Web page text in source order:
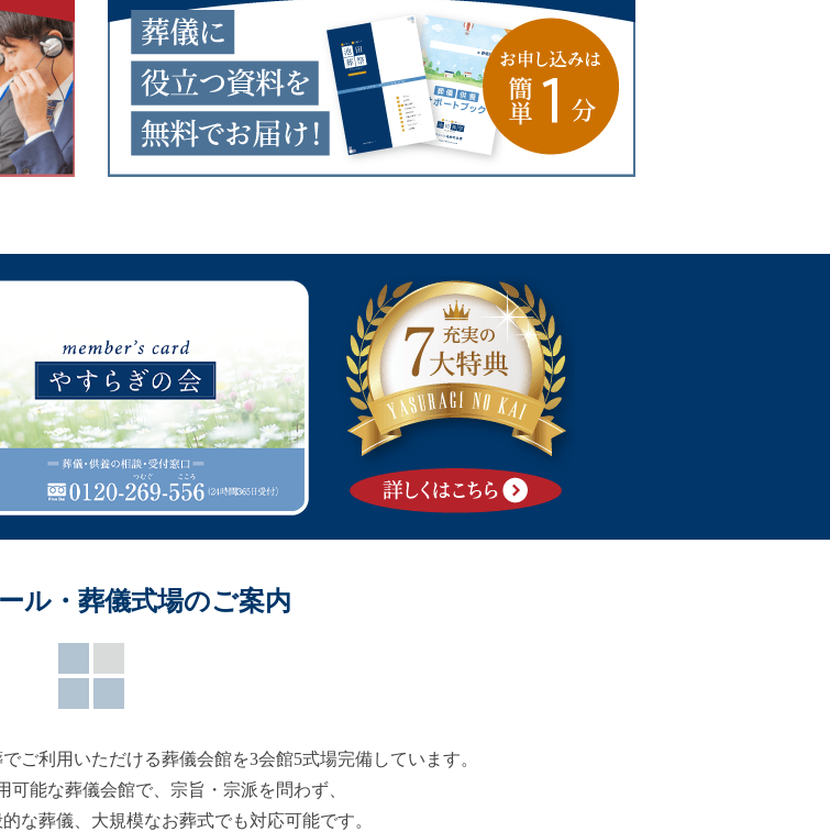
ル・葬儀式場のご案内
ご利用いただける葬儀会館を3会館5式場完備しています。
可能な葬儀会館で、宗旨・宗派を問わず、
な葬儀、大規模なお葬式でも対応可能です。